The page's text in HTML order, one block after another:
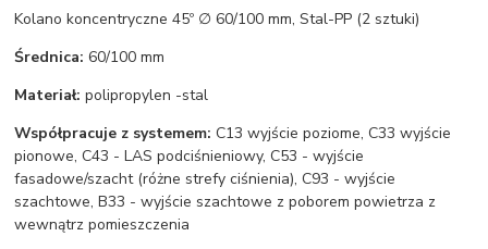
Kolano koncentryczne 45º ∅ 60/100 mm, Stal-PP (2 sztuki)
Średnica: 60/100 mm
Materiał: polipropylen -stal
Współpracuje z systemem: C13 wyjście poziome, C33 wyjście
pionowe, C43 - LAS podciśnieniowy, C53 - wyjście
fasadowe/szacht (różne strefy ciśnienia), C93 - wyjście
szachtowe, B33 - wyjście szachtowe z poborem powietrza z
wewnątrz pomieszczenia